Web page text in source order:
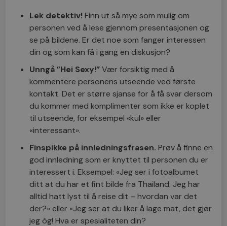
Lek detektiv! Finn ut så mye som mulig om
personen ved å lese gjennom presentasjonen og
se på bildene. Er det noe som fanger interessen
din og som kan få i gang en diskusjon?
Unngå ”Hei Sexy!”Vær forsiktig med å
kommentere personens utseende ved første
kontakt. Det er større sjanse for å få svar dersom
du kommer med komplimenter som ikke er koplet
til utseende, for eksempel «kul» eller
«interessant».
Finspikke på innledningsfrasen. Prøv å finne en
god innledning som er knyttet til personen du er
interessert i. Eksempel: «Jeg ser i fotoalbumet
ditt at du har et fint bilde fra Thailand. Jeg har
alltid hatt lyst til å reise dit – hvordan var det
der?» eller «Jeg ser at du liker å lage mat, det gjør
jeg òg! Hva er spesialiteten din?